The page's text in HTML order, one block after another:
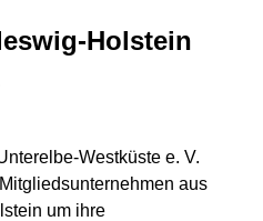
Holstein
Westküste e. V.
aus
um ihre